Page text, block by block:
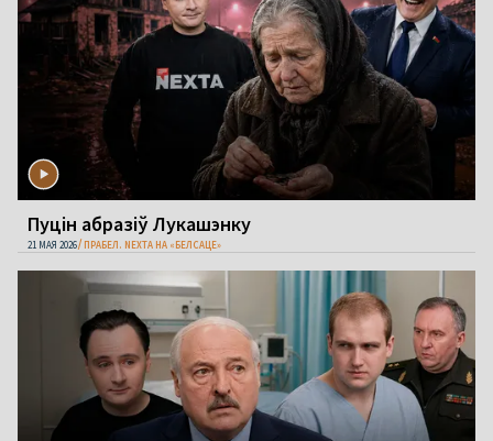
Пуцін абразіў Лукашэнку
21 МАЯ 2026 ПРАБЕЛ. NEXTA НА «БЕЛСАЦЕ»